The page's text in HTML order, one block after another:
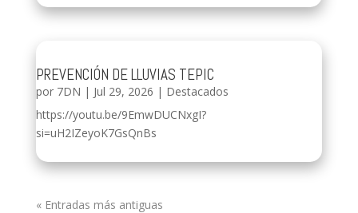
PREVENCIÓN DE LLUVIAS TEPIC
por 7DN | Jul 29, 2026 | Destacados
https://youtu.be/9EmwDUCNxgI?
si=uH2IZeyoK7GsQnBs
« Entradas más antiguas